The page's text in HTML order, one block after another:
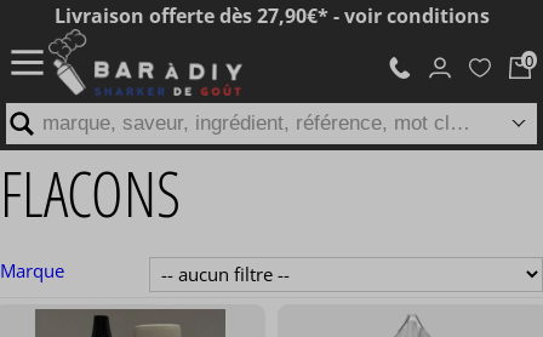
FLACONS
Marque
Livraison offerte dès 27,90€* - voir conditions
marque, saveur, ingrédient, référence, mot clé...